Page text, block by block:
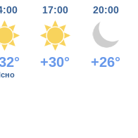
17:00 20:00
+30° +26°